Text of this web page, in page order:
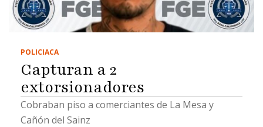
POLICIACA
Capturan a 2
extorsionadores
Cobraban piso a comerciantes de La Mesa y
Cañón del Sainz